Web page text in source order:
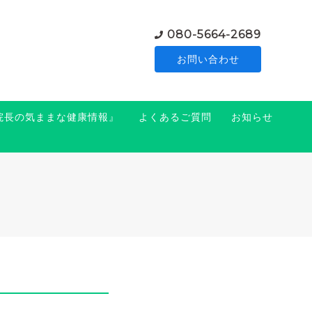
080-5664-2689
お問い合わせ
の気ままな健康情報』 よくあるご質問
お知らせ